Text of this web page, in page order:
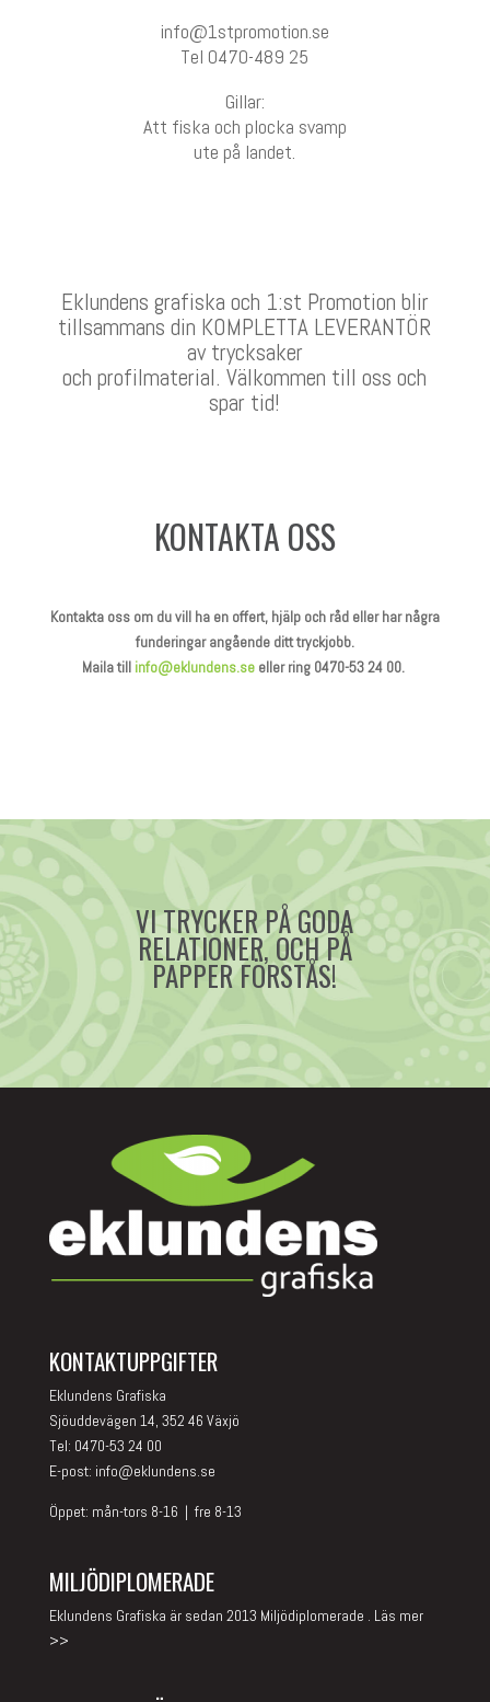
info@1stpromotion.se
Tel 0470-489 25
Gillar:
Att fiska och plocka svamp
ute på landet.
Eklundens grafiska och 1:st Promotion blir
tillsammans din KOMPLETTA LEVERANTÖR
av trycksaker
och profilmaterial. Välkommen till oss och
spar tid!
KONTAKTA OSS
Kontakta oss om du vill ha en offert, hjälp och råd eller har några
funderingar angående ditt tryckjobb.
Maila till info@eklundens.seeller ring 0470-53 24 00.
VI TRYCKER PÅ GODA
RELATIONER, OCH PÅ
PAPPER FÖRSTÅS!
KONTAKTUPPGIFTER
Eklundens Grafiska
Sjöuddevägen 14, 352 46 Växjö
Tel: 0470-53 24 00
E-post: info@eklundens.se
Öppet: mån-tors 8-16 | fre 8-13
MILJÖDIPLOMERADE
Eklundens Grafiska är sedan 2013 Miljödiplomerade . Läs mer
>>